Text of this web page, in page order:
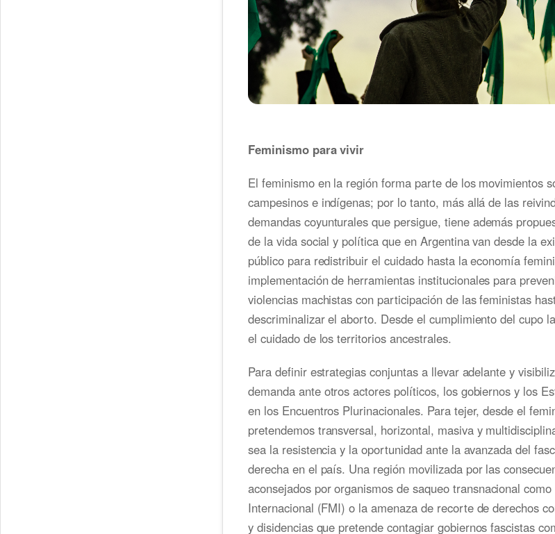
Feminismo para vivir
El feminismo en la región forma parte de los movimientos
campesinos e indígenas; por lo tanto, más allá de las
demandas coyunturales que persigue, tiene además
de la vida social y política que en Argentina van desde la
público para redistribuir el cuidado hasta la economía
implementación de herramientas institucionales para
violencias machistas con participación de las feministas
descriminalizar el aborto. Desde el cumplimiento del cupo
el cuidado de los territorios ancestrales.
Para definir estrategias conjuntas a llevar adelante y
demanda ante otros actores políticos, los gobiernos y los
en los Encuentros Plurinacionales. Para tejer, desde el
pretendemos transversal, horizontal, masiva y
sea la resistencia y la oportunidad ante la avanzada del
derecha en el país. Una región movilizada por las
aconsejados por organismos de saqueo transnacional
Internacional (FMI) o la amenaza de recorte de derechos
y disidencias que pretende contagiar gobiernos fascistas